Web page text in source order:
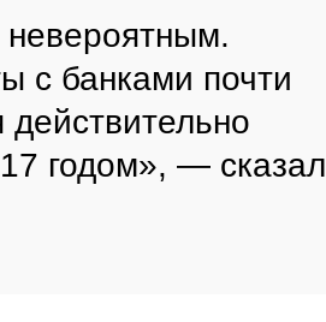
с банками почти
годом», — сказал